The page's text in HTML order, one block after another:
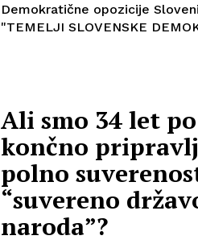
Demokratične opozicije
"TEMELJI SLOVENSKE
Ali smo 34 let
končno
polno
“suvereno
naroda”?